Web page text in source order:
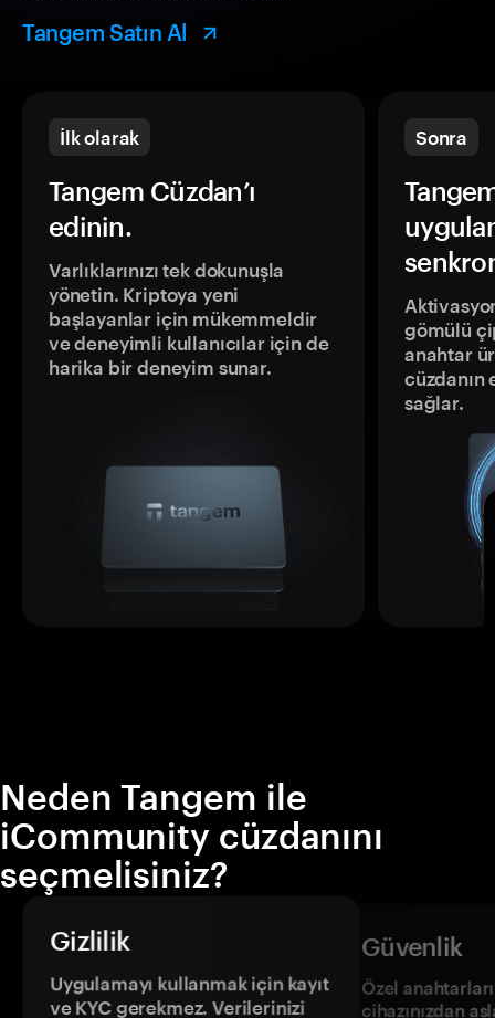
Tangem Satın Al
İlk olarak
Tangem Cüzdan’ı
edinin.
Varlıklarınızı tek dokunuşla
yönetin. Kriptoya yeni
başlayanlar için mükemmeldir
ve deneyimli kullanıcılar için de
harika bir deneyim sunar.
Sonra
gömülü
anahtar
sağlar.
Neden Tangem ile
iCommunity cüzdanını
seçmelisiniz?
Gizlilik
Uygulamayı kullanmak için kayıt
ve KYC gerekmez. Verilerinizi
Güvenlik
Özel
cihazınızdan